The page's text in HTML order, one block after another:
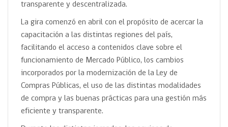
transparente y descentralizada.
La gira comenzó en abril con el propósito de acercar la
capacitación a las distintas regiones del país,
facilitando el acceso a contenidos clave sobre el
funcionamiento de Mercado Público, los cambios
incorporados por la modernización de la Ley de
Compras Públicas, el uso de las distintas modalidades
de compra y las buenas prácticas para una gestión más
eficiente y transparente.